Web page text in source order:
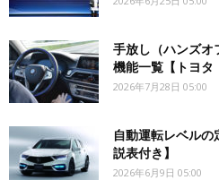
手放し（ハンズオ
機能一覧【トヨタ
2026年7月28日 05:00
自動運転レベルの
説表付き】
2026年6月9日 05:00